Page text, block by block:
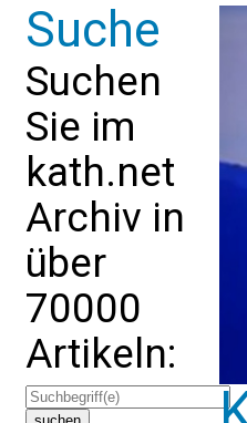
Suche
Suchen
Sie im
kath.net
Archiv in
über
70000
Artikeln: